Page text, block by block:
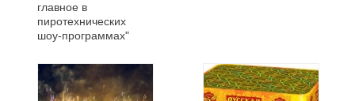
главное в
пиротехнических
шоу-программах"